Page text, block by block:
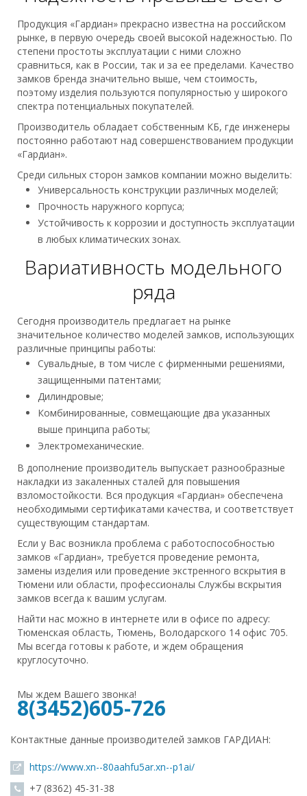
Продукция «Гардиан» прекрасно известна на российском
рынке, в первую очередь своей высокой надежностью. По
степени простоты эксплуатации с ними сложно
сравниться, как в России, так и за ее пределами. Качество
замков бренда значительно выше, чем стоимость,
поэтому изделия пользуются популярностью у широкого
спектра потенциальных покупателей.
Производитель обладает собственным КБ, где инженеры
постоянно работают над совершенствованием продукции
«Гардиан».
Среди сильных сторон замков компании можно выделить:
Универсальность конструкции различных моделей;
Прочность наружного корпуса;
Устойчивость к коррозии и доступность эксплуатации
в любых климатических зонах.
Вариативность модельного
ряда
Сегодня производитель предлагает на рынке
значительное количество моделей замков, использующих
различные принципы работы:
Сувальдные, в том числе с фирменными решениями,
защищенными патентами;
Дилиндровые;
Комбинированные, совмещающие два указанных
выше принципа работы;
Электромеханические.
В дополнение производитель выпускает разнообразные
накладки из закаленных сталей для повышения
взломостойкости. Вся продукция «Гардиан» обеспечена
необходимыми сертификатами качества, и соответствует
существующим стандартам.
Если у Вас возникла проблема с работоспособностью
замков «Гардиан», требуется проведение ремонта,
замены изделия или проведение экстренного вскрытия в
Тюмени или области, профессионалы Службы вскрытия
замков всегда к вашим услугам.
Найти нас можно в интернете или в офисе по адресу:
Тюменская область, Тюмень, Володарского 14 офис 705.
Мы всегда готовы к работе, и ждем обращения
круглосуточно.
Мы ждем Вашего звонка!
8(3452)605-726
Контактные данные производителей замков ГАРДИАН:
https://www.xn--80aahfu5ar.xn--p1ai/
+7 (8362) 45-31-38